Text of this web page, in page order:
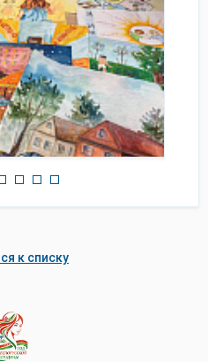
к списку